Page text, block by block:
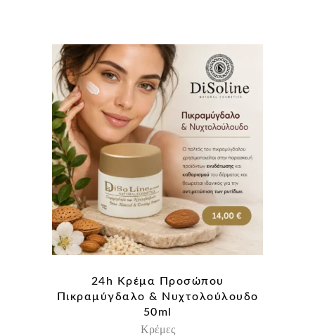
24h Κρέμα Προσώπου
Πικραμύγδαλο & Νυχτολούλουδο
50ml
Κρέμες